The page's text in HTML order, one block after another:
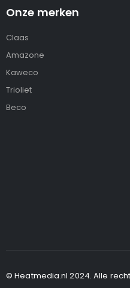
Onze merken
Claas
Amazone
Kaweco
Trioliet
Beco
© Heatmedia.nl 2024. Alle